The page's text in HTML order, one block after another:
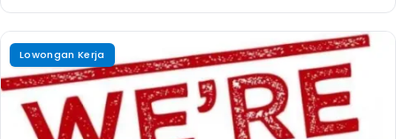
Lowongan Kerja